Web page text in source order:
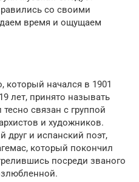
со своими
время и ощущаем
который начался в 1901
лет, принято называть
связан с группой
и художников.
друг и испанский поэт,
который покончил
посреди званого